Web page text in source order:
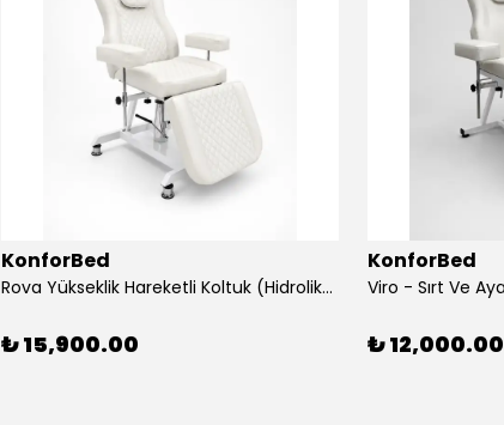
KonforBed
Rova Yükseklik Hareketli Koltuk (Hidrolik) Beyaz
₺ 15,900.00
KonforBed
₺ 12,000.00